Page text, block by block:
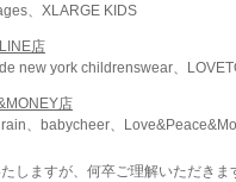
、XLARGE KIDS
店
new york childrenswear、
店
、babycheer、
しますが、何卒ご理解いただきま